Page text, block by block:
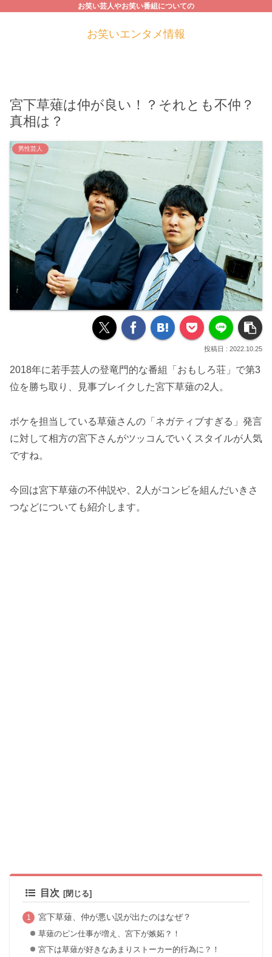
お笑い芸人やお笑い番組についての
お笑いエンタメ情報
宮下草薙は仲が良い！？それとも不仲？
真相は？
男性芸人
2022.10.25
2018年に若手芸人の登竜門的な番組「おもしろ荘」で第3
位を勝ち取り、見事ブレイクした宮下草薙の2人。
ボケを担当している草薙さんの「ネガティブすぎる」発言
に対して相方の宮下さんがツッコんでいくスタイルが人気
ですね。
今回は宮下草薙の不仲説や、2人がコンビを組んだいきさ
つなどについても紹介します。
目次
宮下草薙、仲が悪い説が出たのはなぜ？
草薙のピン仕事が増え、宮下が嫉妬？！
宮下は草薙が好きなあまりストーカー的行為に？！